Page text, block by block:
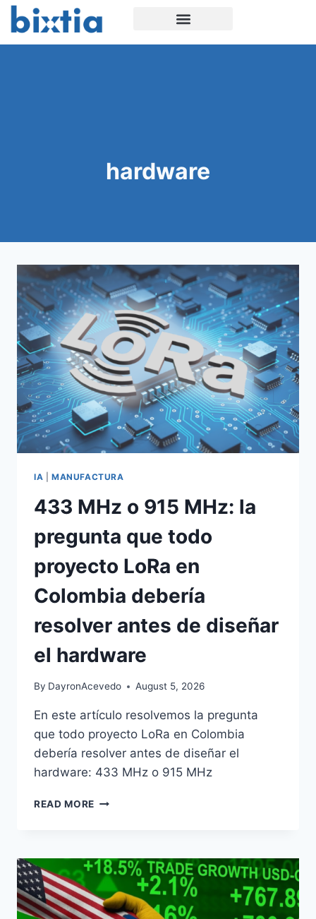
hardware
IA MANUFACTURA
433 MHz o 915 MHz: la
pregunta que todo
proyecto LoRa en
Colombia debería
resolver antes de diseñar
el hardware
By DayronAcevedo August 5, 2026
En este artículo resolvemos la pregunta
que todo proyecto LoRa en Colombia
debería resolver antes de diseñar el
hardware: 433 MHz o 915 MHz
READ MORE